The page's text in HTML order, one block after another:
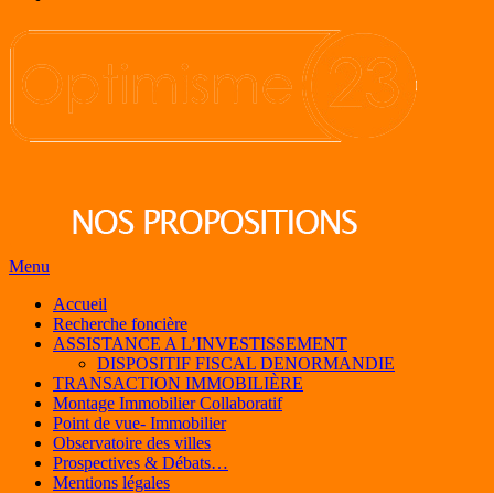
Menu
Accueil
Recherche foncière
ASSISTANCE A L’INVESTISSEMENT
DISPOSITIF FISCAL DENORMANDIE
TRANSACTION IMMOBILIÈRE
Montage Immobilier Collaboratif
Point de vue- Immobilier
Observatoire des villes
Prospectives & Débats…
Mentions légales